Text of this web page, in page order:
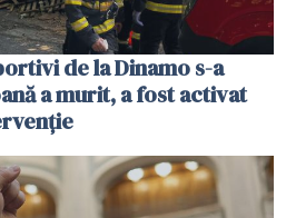
de la Dinamo s-a
a murit, a fost activat